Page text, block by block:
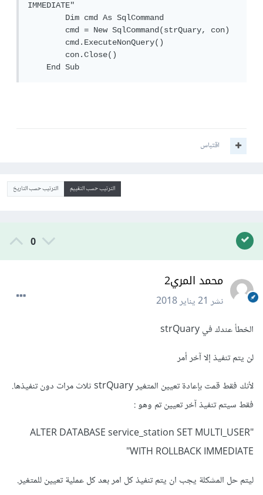
IMMEDIATE"
        Dim cmd As SqlCommand
        cmd = New SqlCommand(strQuary, con)
        cmd.ExecuteNonQuery()
        con.Close()
    End Sub
اقتباس
الترتيب حسب التقييم الترتيب حسب التاريخ
0
محمد المري2
نشر21 يناير 2018
الخطأ عندك في strQuary
لن يتم تنفيذ إلا آخر أمر
لأنك فقط قمت بإعادة تعيين المتغير strQuary ثلاث مرات دون تنفيذها.
فقط سيتم تنفيذ آخر تعيين تم وهو :
"ALTER DATABASE service_station SET MULTI_USER
WITH ROLLBACK IMMEDIATE"
ليتم حل المشكلة يجب ان يتم تنفيذ كل امر بعد كل عملية تعيين للمتغير.